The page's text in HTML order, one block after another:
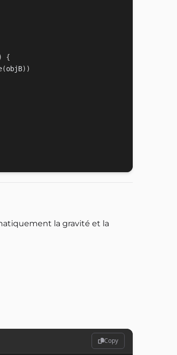
{
(objB) )
la gravité et la
Copy